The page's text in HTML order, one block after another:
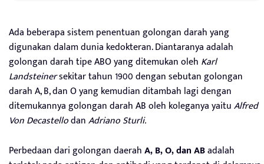
Ada beberapa sistem penentuan golongan darah yang
digunakan dalam dunia kedokteran. Diantaranya adalah
golongan darah tipe ABO yang ditemukan oleh Karl
Landsteinersekitar tahun 1900 dengan sebutan golongan
darah A, B, dan O yang kemudian ditambah lagi dengan
ditemukannya golongan darah AB oleh koleganya yaituAlfred
Von DecastellodanAdriano Sturli.
Perbedaan dari golongan daerahA, B, O, dan ABadalah